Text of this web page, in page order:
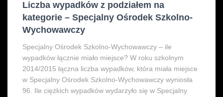
Liczba wypadków z podziałem na
kategorie – Specjalny Ośrodek Szkolno-
Wychowawczy
Specjalny Ośrodek Szkolno-Wychowawczy – ile
wypadków łącznie miało miejsce? W roku szkolnym
2014/2015 łączna liczba wypadków, która miała miejsce
w Specjalny Ośrodek Szkolno-Wychowawczy wyniosła
96. Ile ciężkich wypadków wydarzyło się w Specjalny